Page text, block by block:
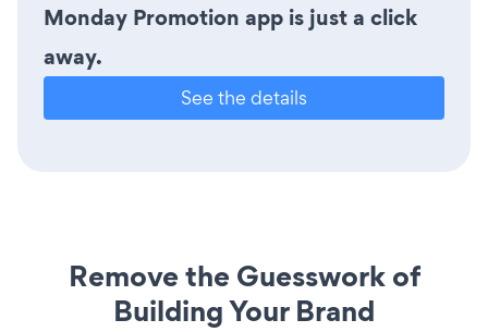
Monday Promotion app is just a click
away.
See the details
Remove the Guesswork of
Building Your Brand